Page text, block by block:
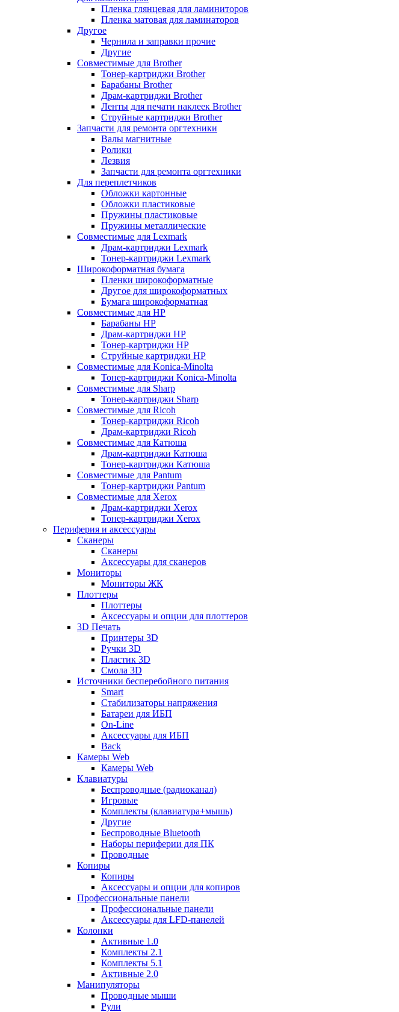
Пленка глянцевая для ламиниторов
Пленка матовая для ламинаторов
Другое
Чернила и заправки прочие
Другие
Совместимые для Brother
Тонер-картриджи Brother
Барабаны Brother
Драм-картриджи Brother
Ленты для печати наклеек Brother
Струйные картриджи Brother
Запчасти для ремонта оргтехники
Валы магнитные
Ролики
Лезвия
Запчасти для ремонта оргтехники
Для переплетчиков
Обложки картонные
Обложки пластиковые
Пружины пластиковые
Пружины металлические
Совместимые для Lexmark
Драм-картриджи Lexmark
Тонер-картриджи Lexmark
Широкоформатная бумага
Пленки широкоформатные
Другое для широкоформатных
Бумага широкоформатная
Совместимые для HP
Барабаны HP
Драм-картриджи HP
Тонер-картриджи HP
Струйные картриджи HP
Совместимые для Konica-Minolta
Тонер-картриджи Konica-Minolta
Совместимые для Sharp
Тонер-картриджи Sharp
Совместимые для Ricoh
Тонер-картриджи Ricoh
Драм-картриджи Ricoh
Совместимые для Катюша
Драм-картриджи Катюша
Тонер-картриджи Катюша
Совместимые для Pantum
Тонер-картриджи Pantum
Совместимые для Xerox
Драм-картриджи Xerox
Тонер-картриджи Xerox
Периферия и аксессуары
Сканеры
Сканеры
Аксессуары для сканеров
Мониторы
Мониторы ЖК
Плоттеры
Плоттеры
Аксессуары и опции для плоттеров
3D Печать
Принтеры 3D
Ручки 3D
Пластик 3D
Смола 3D
Источники бесперебойного питания
Smart
Стабилизаторы напряжения
Батареи для ИБП
On-Line
Аксессуары для ИБП
Back
Камеры Web
Камеры Web
Клавиатуры
Беспроводные (радиоканал)
Игровые
Комплекты (клавиатура+мышь)
Другие
Беспроводные Bluetooth
Наборы периферии для ПК
Проводные
Копиры
Копиры
Аксессуары и опции для копиров
Профессиональные панели
Профессиональные панели
Аксессуары для LFD-панелей
Колонки
Активные 1.0
Комплекты 2.1
Комплекты 5.1
Активные 2.0
Манипуляторы
Проводные мыши
Рули